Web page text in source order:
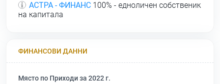
АСТРА - ФИНАНС 100% - едноличен собственик
на капитала
ФИНАНСОВИ ДАННИ
Място по Приходи за 2022 г.